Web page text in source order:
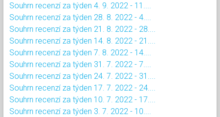
Souhrn recenzí za týden 4. 9. 2022 - 11....
Souhrn recenzí za týden 28. 8. 2022 - 4....
Souhrn recenzí za týden 21. 8. 2022 - 28....
Souhrn recenzí za týden 14. 8. 2022 - 21....
Souhrn recenzí za týden 7. 8. 2022 - 14....
Souhrn recenzí za týden 31. 7. 2022 - 7....
Souhrn recenzí za týden 24. 7. 2022 - 31....
Souhrn recenzí za týden 17. 7. 2022 - 24....
Souhrn recenzí za týden 10. 7. 2022 - 17....
Souhrn recenzí za týden 3. 7. 2022 - 10....